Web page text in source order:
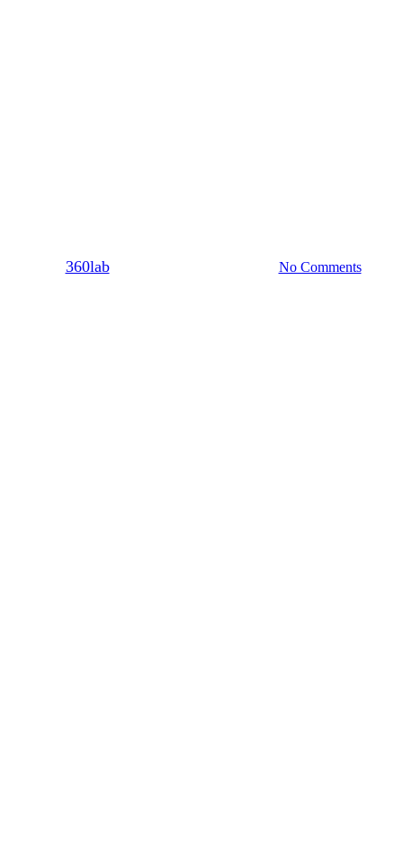
360lab25/01/2021 No Comments